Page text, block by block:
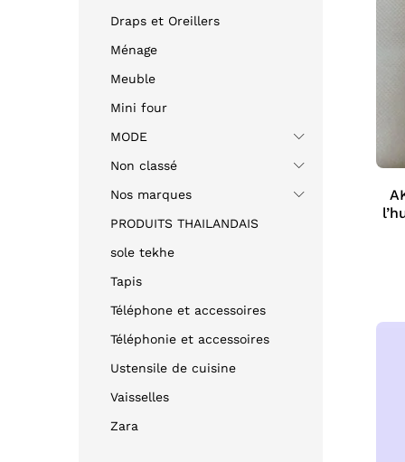
Draps et Oreillers
Ménage
Meuble
Mini four
MODE
Non classé
Nos marques
PRODUITS THAILANDAIS
sole tekhe
Tapis
Téléphone et accessoires
Téléphonie et accessoires
Ustensile de cuisine
Vaisselles
Zara